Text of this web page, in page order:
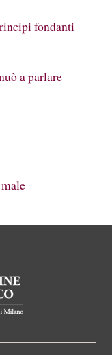
fondanti
a parlare